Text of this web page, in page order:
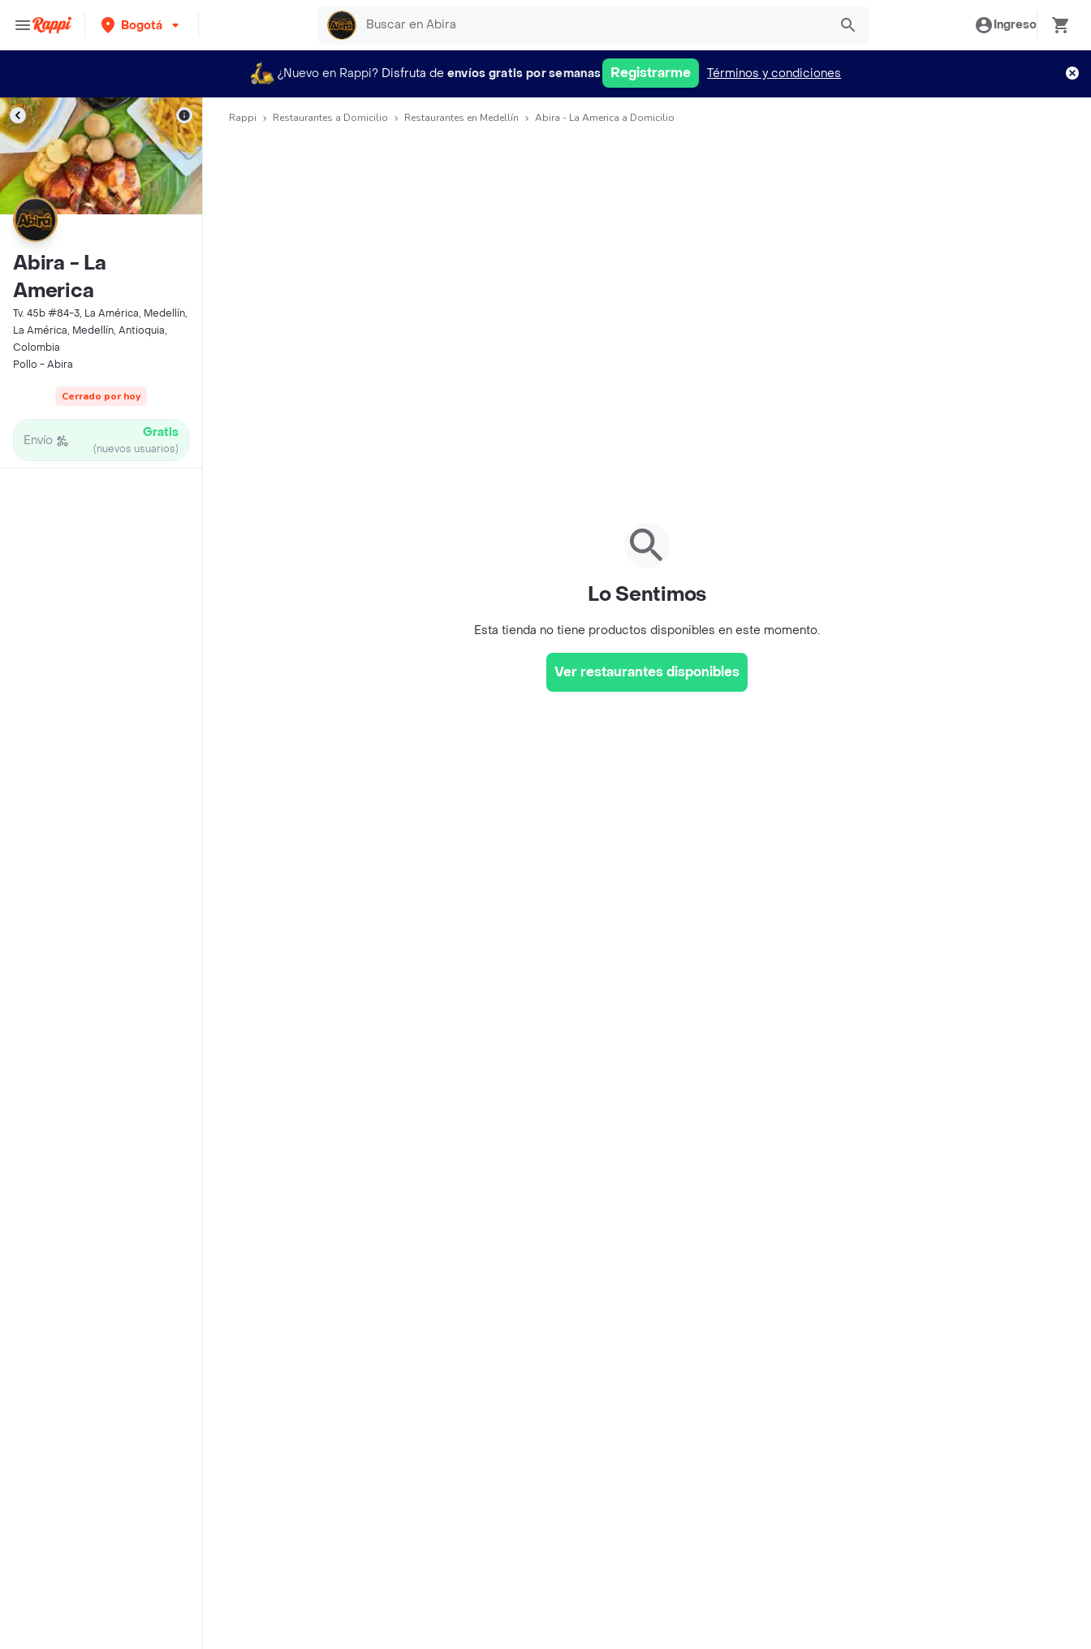
Bogotá Ingreso
¿Nuevo en Rappi? Disfruta de envíos gratis por semanas Registrarme Términos y condiciones
Abira - La
America
Tv. 45b #84-3, La América, Medellín,
La América, Medellín, Antioquia,
Colombia
Pollo - Abira
Cerrado por hoy
Envío Gratis
(nuevos usuarios)
Rappi Restaurantes a Domicilio Restaurantes en Medellín Abira - La America a Domicilio
Lo Sentimos
Esta tienda no tiene productos disponibles en este momento.
Ver restaurantes disponibles